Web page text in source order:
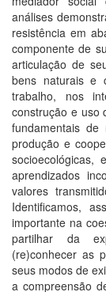
análises
resistência em
componente de
articulação de
bens naturais e
trabalho, nos
construção e uso
fundamentais
produção e
socioecológicas,
aprendizados
valores
Identificamos,
importante na
partilhar da
(re)conhecer as
seus modos de
a compreensão